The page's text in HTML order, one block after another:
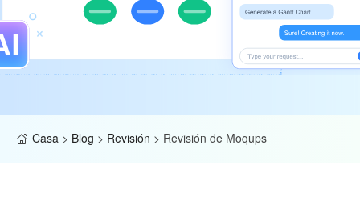
Casa > Blog > Revisión > Revisión de Moqups